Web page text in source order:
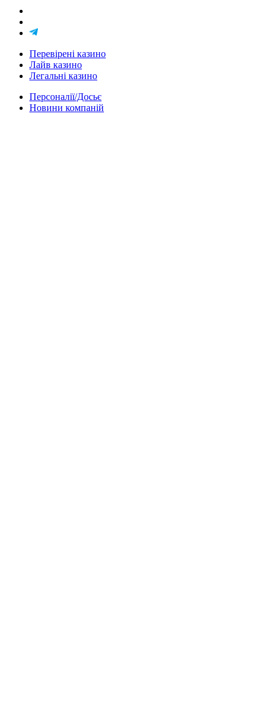
Перевірені казино
Лайв казино
Легальні казино
Персоналії/Досьє
Новини компаній